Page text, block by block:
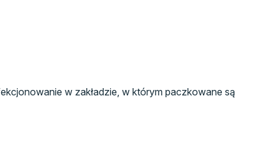
w zakładzie, w którym paczkowane są